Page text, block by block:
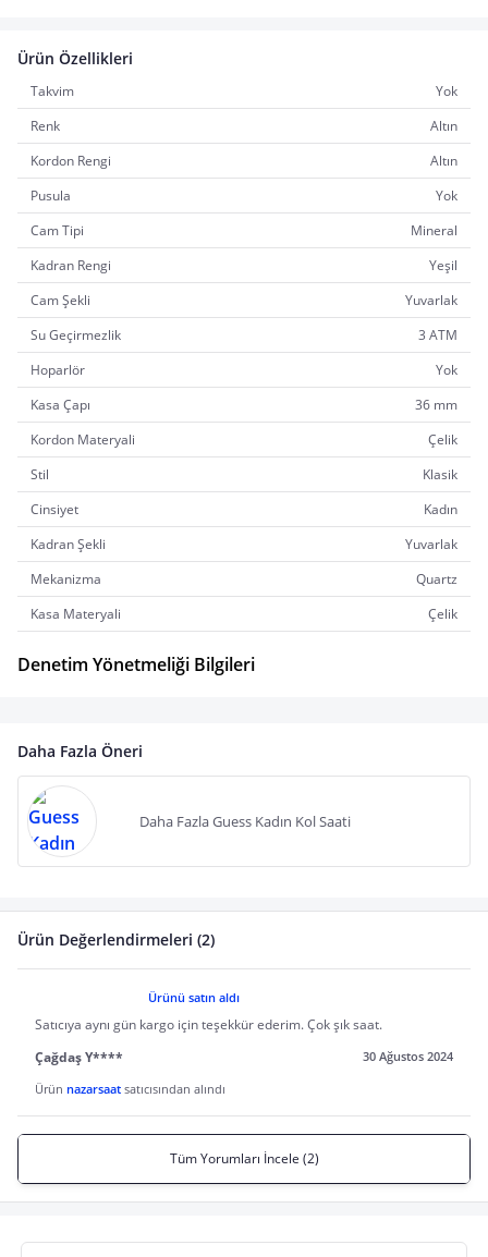
Ürün Özellikleri
Takvim
Yok
Renk
Altın
Kordon Rengi
Altın
Pusula
Yok
Cam Tipi
Mineral
Kadran Rengi
Yeşil
Cam Şekli
Yuvarlak
Su Geçirmezlik
3 ATM
Hoparlör
Yok
Kasa Çapı
36 mm
Kordon Materyali
Çelik
Stil
Klasik
Cinsiyet
Kadın
Kadran Şekli
Yuvarlak
Mekanizma
Quartz
Kasa Materyali
Çelik
Denetim Yönetmeliği Bilgileri
Daha Fazla Öneri
Daha Fazla Guess Kadın Kol Saati
Ürün Değerlendirmeleri (2)
Ürünü satın aldı
Satıcıya aynı gün kargo için teşekkür ederim. Çok şık saat.
Çağdaş Y****
30 Ağustos 2024
Ürün nazarsaat satıcısından alındı
Tüm Yorumları İncele (2)